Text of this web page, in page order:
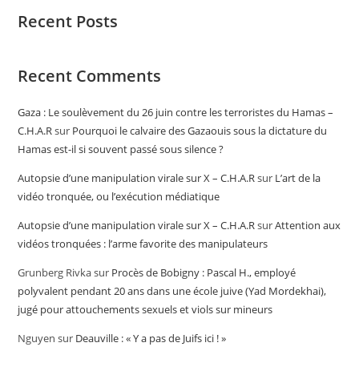
Recent Posts
Recent Comments
Gaza : Le soulèvement du 26 juin contre les terroristes du Hamas –
C.H.A.Rsur Pourquoi le calvaire des Gazaouis sous la dictature du
Hamas est-il si souvent passé sous silence ?
Autopsie d’une manipulation virale sur X – C.H.A.Rsur L’art de la
vidéo tronquée, ou l’exécution médiatique
Autopsie d’une manipulation virale sur X – C.H.A.RsurAttention aux
vidéos tronquées : l’arme favorite des manipulateurs
Grunberg Rivkasur Procès de Bobigny : Pascal H., employé
polyvalent pendant 20 ans dans une école juive (Yad Mordekhai),
jugé pour attouchements sexuels et viols sur mineurs
Nguyen sur Deauville : « Y a pas de Juifs ici ! »